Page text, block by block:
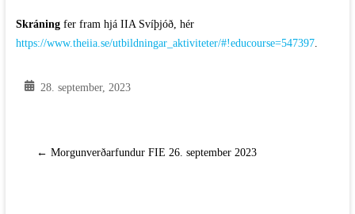
Skráning fer fram hjá IIA Svíþjóð, hér
https://www.theiia.se/utbildningar_aktiviteter/#!educourse=547397.
28. september, 2023
← Morgunverðarfundur FIE 26. september 2023